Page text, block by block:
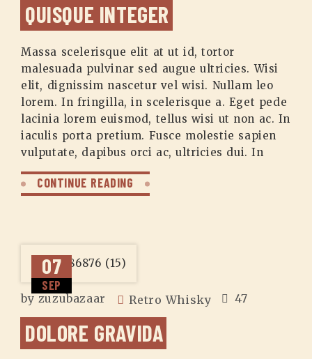
QUISQUE INTEGER
Massa scelerisque elit at ut id, tortor
malesuada pulvinar sed augue ultricies. Wisi
elit, dignissim nascetur vel wisi. Nullam leo
lorem. In fringilla, in scelerisque a. Eget pede
lacinia lorem euismod, tellus wisi ut non ac. In
iaculis porta pretium. Fusce molestie sapien
vulputate, dapibus orci ac, ultricies dui. In
CONTINUE READING
07
SEP
by zuzubazaar Retro Whisky 47
DOLORE GRAVIDA